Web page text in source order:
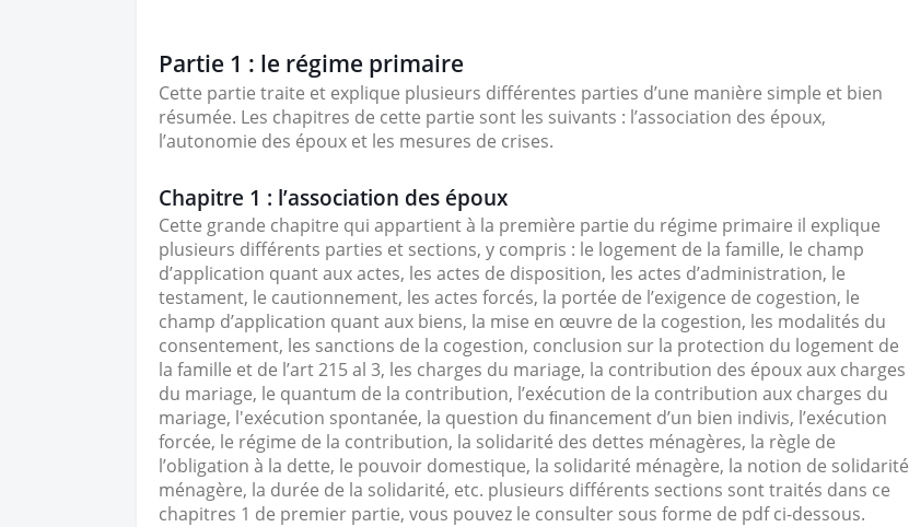
Partie 1 : le régime primaire
Cette partie traite et explique plusieurs différentes parties d’une manière simple et bien
résumée. Les chapitres de cette partie sont les suivants : l’association des époux,
l’autonomie des époux et les mesures de crises.
Chapitre 1 : l’association des époux
Cette grande chapitre qui appartient à la première partie du régime primaire il explique
plusieurs différents parties et sections, y compris : le logement de la famille, le champ
d’application quant aux actes, les actes de disposition, les actes d’administration, le
testament, le cautionnement, les actes forcés, la portée de l’exigence de cogestion, le
champ d’application quant aux biens, la mise en œuvre de la cogestion, les modalités du
consentement, les sanctions de la cogestion, conclusion sur la protection du logement de
la famille et de l’art 215 al 3, les charges du mariage, la contribution des époux aux charges
du mariage, le quantum de la contribution, l’exécution de la contribution aux charges du
mariage, l'exécution spontanée, la question du ﬁnancement d’un bien indivis, l’exécution
forcée, le régime de la contribution, la solidarité des dettes ménagères, la règle de
l’obligation à la dette, le pouvoir domestique, la solidarité ménagère, la notion de solidarité
ménagère, la durée de la solidarité, etc. plusieurs différents sections sont traités dans ce
chapitres 1 de premier partie, vous pouvez le consulter sous forme de pdf ci-dessous.